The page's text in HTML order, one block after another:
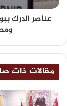
عناصر الدرك
مقالات ذات